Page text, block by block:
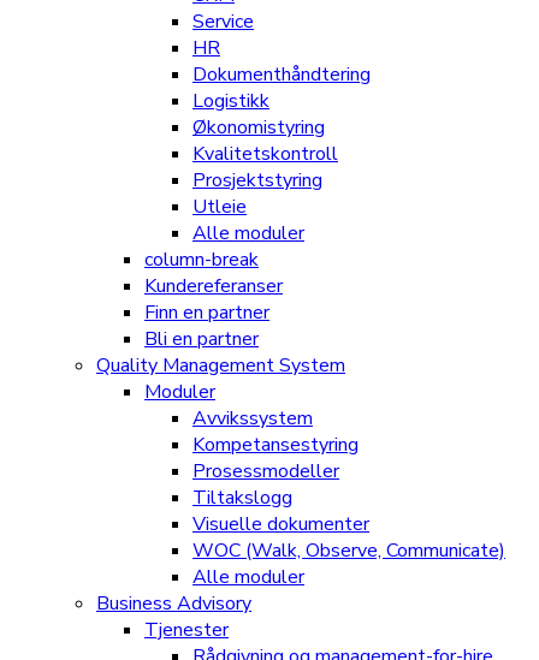
Service
HR
Dokumenthåndtering
Logistikk
Økonomistyring
Kvalitetskontroll
Prosjektstyring
Utleie
Alle moduler
column-break
Kundereferanser
Finn en partner
Bli en partner
Quality Management System
Moduler
Avvikssystem
Kompetansestyring
Prosessmodeller
Tiltakslogg
Visuelle dokumenter
WOC (Walk, Observe, Communicate)
Alle moduler
Business Advisory
Tjenester